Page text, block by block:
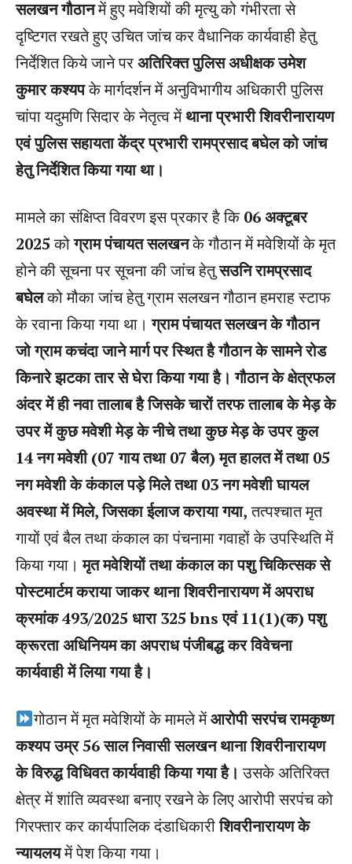
सलखन गौठानमें हुए मवेशियों की मृत्यु को गंभीरता से
दृष्टिगत रखते हुए उचित जांच कर वैधानिक कार्यवाही हेतु
निर्देशित किये जाने परअतिरिक्त पुलिस अधीक्षक उमेश
कुमार कश्यपके मार्गदर्शन में अनुविभागीय अधिकारी पुलिस
चांपा यदुमणि सिदार के नेतृत्व मेंथाना प्रभारी शिवरीनारायण
एवं पुलिस सहायता केंद्र प्रभारी रामप्रसाद बघेल को जांच
हेतु निर्देशित किया गया था।
मामले का संक्षिप्त विवरण इस प्रकार है कि06 अक्टूबर
2025कोग्राम पंचायत सलखनके गौठान में मवेशियों के मृत
होने की सूचना पर सूचना की जांच हेतुसउनि रामप्रसाद
बघेलको मौका जांच हेतु ग्राम सलखन गौठान हमराह स्टाफ
के रवाना किया गया था।ग्राम पंचायत सलखन के गौठान
जो ग्राम कचंदा जाने मार्ग पर स्थित है गौठान के सामने रोड
किनारे झटका तार से घेरा किया गया है। गौठान के क्षेत्रफल
अंदर में ही नवा तालाब है जिसके चारों तरफ तालाब के मेड़ के
उपर में कुछ मवेशी मेड़ के नीचे तथा कुछ मेड़ के उपर कुल
14 नग मवेशी (07 गाय तथा 07 बैल) मृत हालत में तथा 05
नग मवेशी के कंकाल पड़े मिले तथा 03 नग मवेशी घायल
अवस्था में मिले, जिसका ईलाज कराया गया,तत्पश्चात मृत
गायों एवं बैल तथा कंकाल का पंचनामा गवाहों के उपस्थिति में
किया गया। मृत मवेशियों तथा कंकाल का पशु चिकित्सक से
पोस्टमार्टम कराया जाकर थाना शिवरीनारायण में अपराध
क्रमांक 493/2025 धारा 325 bns एवं 11(1)(क) पशु
क्रूरता अधिनियम का अपराध पंजीबद्ध कर विवेचना
कार्यवाही में लिया गया है।
गोठान में मृत मवेशियों के मामले मेंआरोपी सरपंच रामकृष्ण
कश्यप उम्र 56 साल निवासी सलखन थाना शिवरीनारायण
के विरुद्ध विधिवत कार्यवाही किया गया है। उसके अतिरिक्त
क्षेत्र में शांति व्यवस्था बनाए रखने के लिए आरोपी सरपंच को
गिरफ्तार कर कार्यपालिक दंडाधिकारीशिवरीनारायण के
न्यायलयमें पेश किया गया।